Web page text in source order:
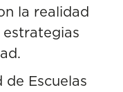
la realidad
de Escuelas